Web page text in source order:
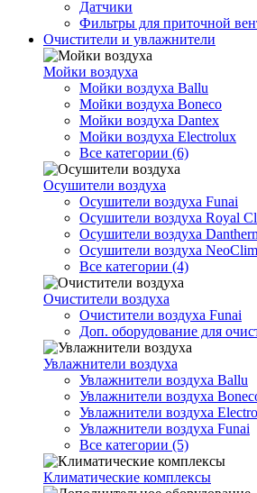
Датчики
Фильтры для приточной
Очистители и увлажнители
Мойки воздуха
Мойки воздуха Ballu
Мойки воздуха Boneco
Мойки воздуха Dantex
Мойки воздуха Electrolux
Все категории (6)
Осушители воздуха
Осушители воздуха Funai
Осушители воздуха Royal
Осушители воздуха
Осушители воздуха
Все категории (4)
Очистители воздуха
Очистители воздуха Funai
Доп. оборудование для
Увлажнители воздуха
Увлажнители воздуха Ballu
Увлажнители воздуха
Увлажнители воздуха
Увлажнители воздуха Funai
Все категории (5)
Климатические комплексы